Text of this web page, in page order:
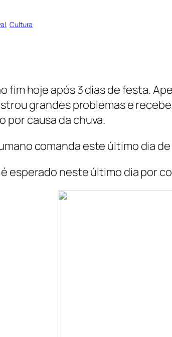
, Cultura
fim hoje após 3 dias de festa.
grandes problemas e
por causa da chuva.
comanda este último dia
esperado neste último dia por